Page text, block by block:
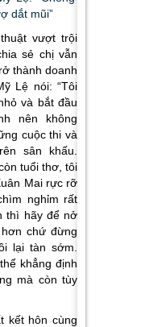
vượt trội
sẻ chị vẫn
thành doanh
Lệ nói: “Tôi
và bắt đầu
nên không
cuộc thi và
sân khấu.
tuổi thơ, tôi
Mai rực rỡ
nghỉm rất
thì hãy để nở
chứ đừng
lại tàn sớm.
khẳng định
mà còn tùy
kết hôn cùng